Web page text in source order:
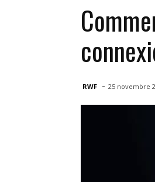
RWF - 25 novembre